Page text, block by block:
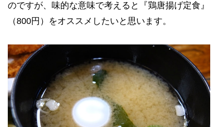
のですが、味的な意味で考えると『鶏唐揚げ定食』
（800円）をオススメしたいと思います。